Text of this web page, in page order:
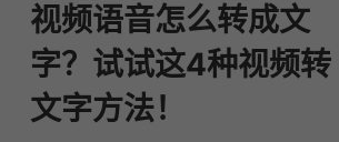
视频语音怎么转成文
字？试试这4种视频转
文字方法！